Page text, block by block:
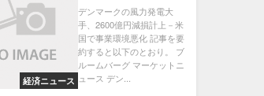
経済ニュース
計上－米国で事業環境
悪化
デンマークの風力発電大
手、2600億円減損計上－米
国で事業環境悪化 記事を要
約すると以下のとおり。 ブ
ルームバーグ マーケットニ
ュース デン...